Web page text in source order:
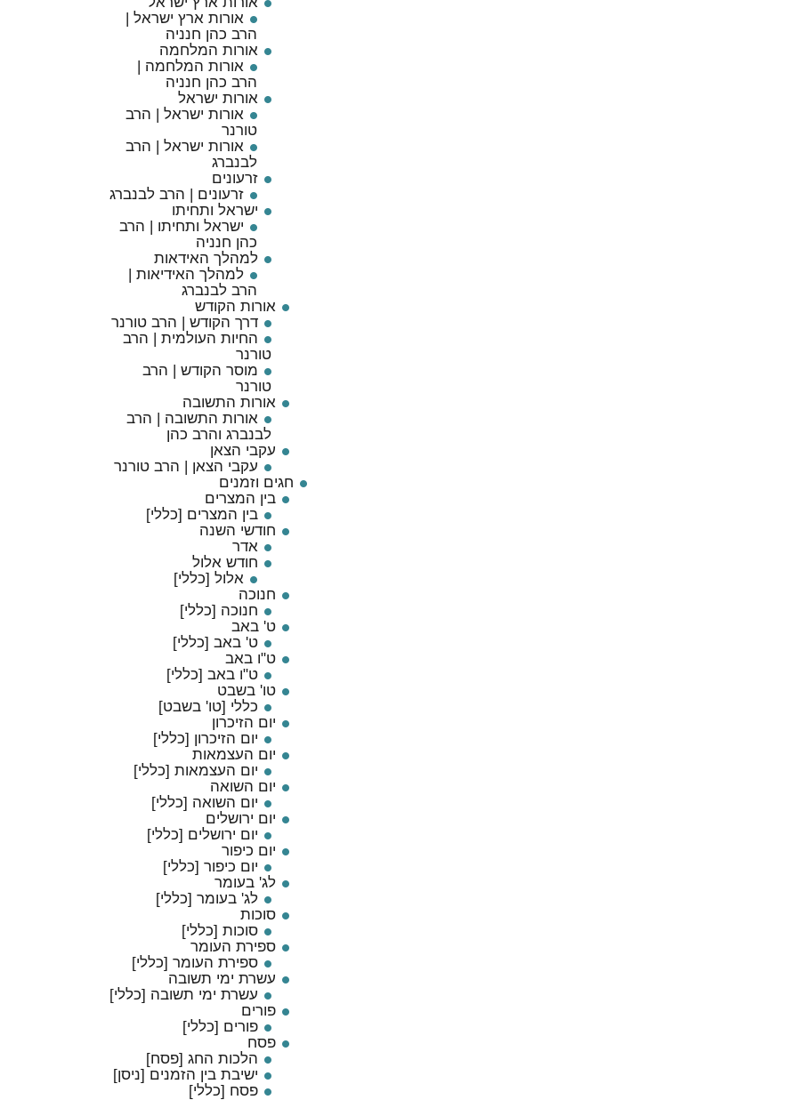
אורות ארץ ישראל |
הרב כהן חנניה
אורות המלחמה
אורות המלחמה |
הרב כהן חנניה
אורות ישראל
אורות ישראל | הרב
טורנר
אורות ישראל | הרב
לבנברג
זרעונים
זרעונים | הרב לבנברג
ישראל ותחיתו
ישראל ותחיתו | הרב
כהן חנניה
למהלך האידאות
למהלך האידיאות |
הרב לבנברג
אורות הקודש
דרך הקודש | הרב טורנר
החיות העולמית | הרב
טורנר
מוסר הקודש | הרב
טורנר
אורות התשובה
אורות התשובה | הרב
לבנברג והרב כהן
עקבי הצאן
עקבי הצאן | הרב טורנר
חגים וזמנים
בין המצרים
בין המצרים [כללי]
חודשי השנה
אדר
חודש אלול
אלול [כללי]
חנוכה
חנוכה [כללי]
ט' באב
ט' באב [כללי]
ט"ו באב
ט"ו באב [כללי]
טו' בשבט
כללי [טו' בשבט]
יום הזיכרון
יום הזיכרון [כללי]
יום העצמאות
יום העצמאות [כללי]
יום השואה
יום השואה [כללי]
יום ירושלים
יום ירושלים [כללי]
יום כיפור
יום כיפור [כללי]
לג' בעומר
לג' בעומר [כללי]
סוכות
סוכות [כללי]
ספירת העומר
ספירת העומר [כללי]
עשרת ימי תשובה
עשרת ימי תשובה [כללי]
פורים
פורים [כללי]
פסח
הלכות החג [פסח]
ישיבת בין הזמנים [ניסן]
פסח [כללי]